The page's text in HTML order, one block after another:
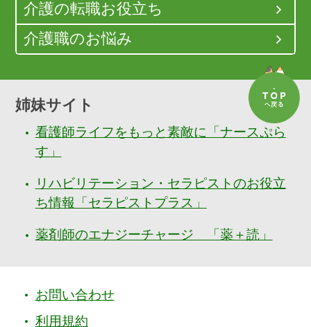
介護の転職お役立ち
介護職のお悩み
姉妹サイト
看護師ライフをもっと素敵に「ナースぷら
す」
リハビリテーション・セラピストのお役立
ち情報「セラピストプラス」
薬剤師のエナジーチャージ 「薬＋読」
お問い合わせ
利用規約